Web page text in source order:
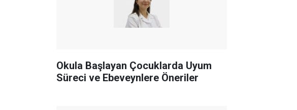
Okula Başlayan Çocuklarda Uyum
Süreci ve Ebeveynlere Öneriler